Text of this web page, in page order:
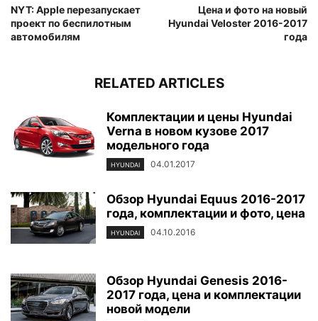
NYT: Apple перезапускает
проект по беспилотным
автомобилям
Цена и фото на новый
Hyundai Veloster 2016-2017
года
RELATED ARTICLES
Комплектации и цены Hyundai
Verna в новом кузове 2017
модельного года
HYUNDAI 04.01.2017
Обзор Hyundai Equus 2016-2017
года, комплектации и фото, цена
HYUNDAI 04.10.2016
Обзор Hyundai Genesis 2016-
2017 года, цена и комплектации
новой модели